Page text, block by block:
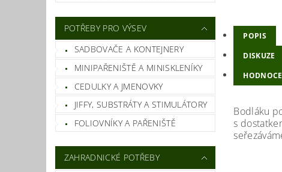
POTŘEBY PRO VÝSEV
SADBOVAČE A KONTEJNERY
MINIPAŘENIŠTĚ A MINISKLENÍKY
CEDULKY A JMENOVKY
JIFFY, SUBSTRÁTY A STIMULÁTORY
FOLIOVNÍKY A PAŘENIŠTĚ
ZAHRADNICKÉ POTŘEBY
POPIS
DISKUZE
Bodláku
s